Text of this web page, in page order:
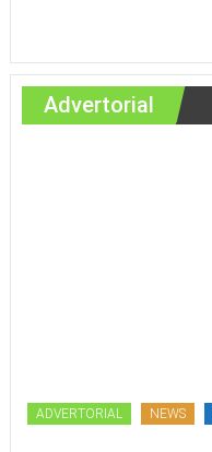
Advertorial
ADVERTORIAL NEWS